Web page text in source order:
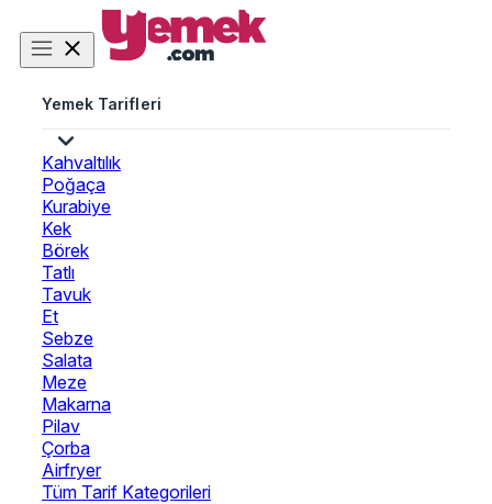
Yemek Tarifleri
Kahvaltılık
Poğaça
Kurabiye
Kek
Börek
Tatlı
Tavuk
Et
Sebze
Salata
Meze
Makarna
Pilav
Çorba
Airfryer
Tüm Tarif Kategorileri